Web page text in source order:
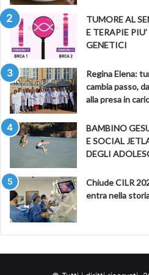
TUMORE AL
E TERAPIE
GENETICI
Regina Elena:
cambia passo,
alla presa in
BAMBINO
E SOCIAL
DEGLI
Chiude CILR
entra nella